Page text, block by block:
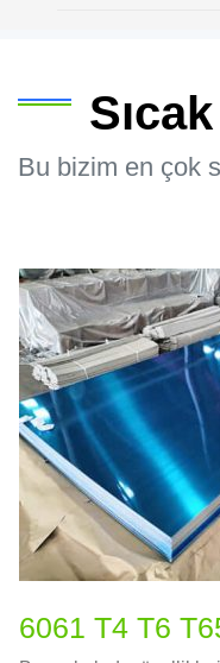
Bu bizim en çok
6061 T4 T6